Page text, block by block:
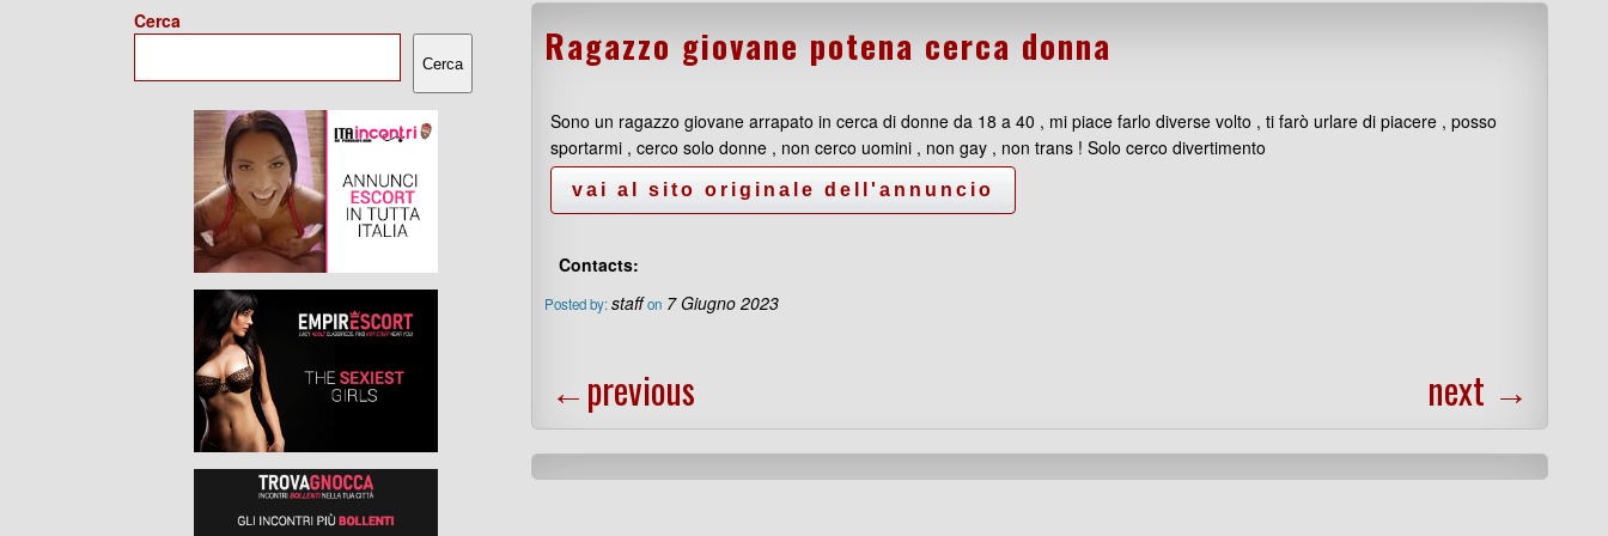
Ragazzo giovane potena cerca donna
Sono un ragazzo giovane arrapato in cerca di donne da 18 a 40 , mi piace farlo diverse volto , ti farò urlare di piacere , posso
sportarmi , cerco solo donne , non cerco uomini , non gay , non trans ! Solo cerco divertimento
Contacts:
Posted by:staff on 7 Giugno 2023
←previous next →
Cerca
Cerca